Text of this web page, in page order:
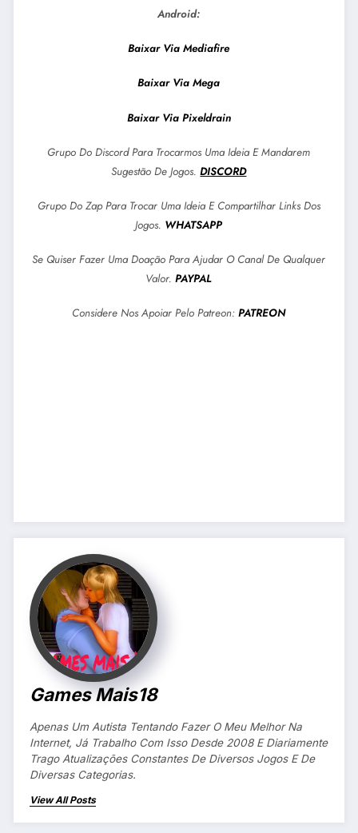
Android:
Baixar Via Mediafire
Baixar Via Mega
Baixar Via Pixeldrain
Grupo Do Discord Para Trocarmos Uma Ideia E Mandarem
Sugestão De Jogos.DISCORD
Grupo Do Zap Para Trocar Uma Ideia E Compartilhar Links Dos
Jogos. WHATSAPP
Se Quiser Fazer Uma Doação Para Ajudar O Canal De Qualquer
Valor.PAYPAL
Considere Nos Apoiar Pelo Patreon:PATREON
Games Mais18
Apenas Um Autista Tentando Fazer O Meu Melhor Na
Internet, Já Trabalho Com Isso Desde 2008 E Diariamente
Trago Atualizações Constantes De Diversos Jogos E De
Diversas Categorias.
View All Posts